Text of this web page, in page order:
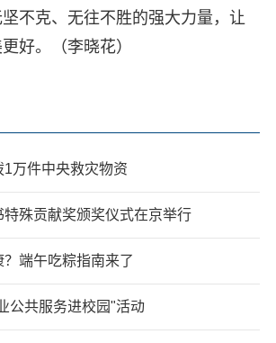
不克、无往不胜的强大力量，让
好。（李晓花）
1万件中央救灾物资
殊贡献奖颁奖仪式在京举行
端午吃粽指南来了
公共服务进校园"活动